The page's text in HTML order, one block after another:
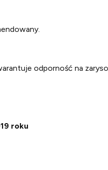
odporność na
roku